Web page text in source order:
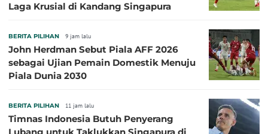
Laga Krusial di Kandang Singapura
BERITA PILIHAN 9 jam lalu
John Herdman Sebut Piala AFF 2026
sebagai Ujian Pemain Domestik Menuju
Piala Dunia 2030
BERITA PILIHAN 11 jam lalu
Timnas Indonesia Butuh Penyerang